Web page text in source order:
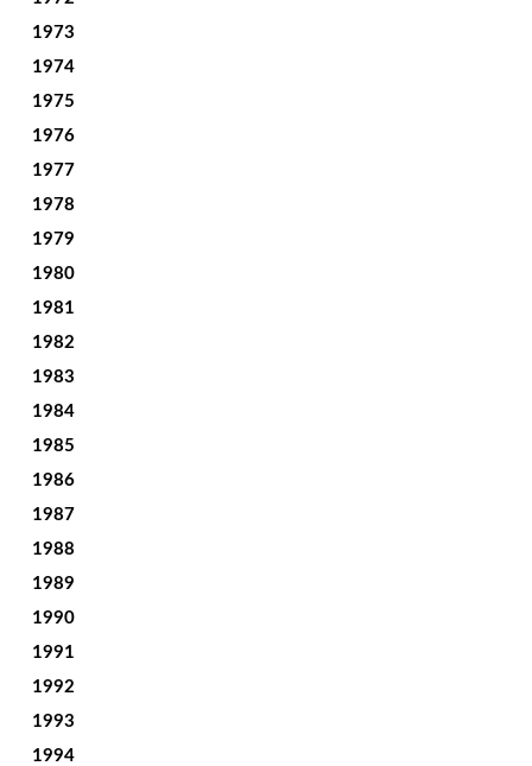
1973
1974
1975
1976
1977
1978
1979
1980
1981
1982
1983
1984
1985
1986
1987
1988
1989
1990
1991
1992
1993
1994